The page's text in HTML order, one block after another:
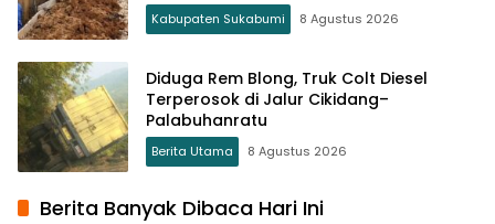
Kabupaten Sukabumi 8 Agustus 2026
Diduga Rem Blong, Truk Colt Diesel
Terperosok di Jalur Cikidang–
Palabuhanratu
Berita Utama 8 Agustus 2026
Berita Banyak Dibaca Hari Ini